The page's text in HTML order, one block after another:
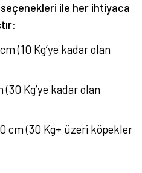
seçenekleri ile her ihtiyaca
(10 Kg’ye kadar olan
(30 Kg’ye kadar olan
cm (30 Kg+ üzeri köpekler